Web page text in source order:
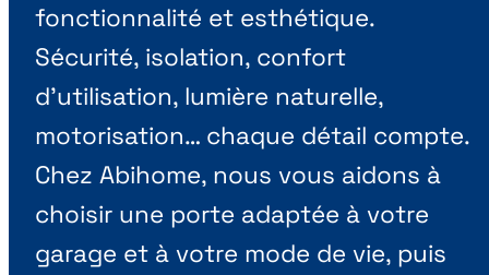
fonctionnalité et esthétique.
Sécurité, isolation, confort
d’utilisation, lumière naturelle,
motorisation… chaque détail compte.
Chez Abihome, nous vous aidons à
choisir une porte adaptée à votre
garage et à votre mode de vie, puis